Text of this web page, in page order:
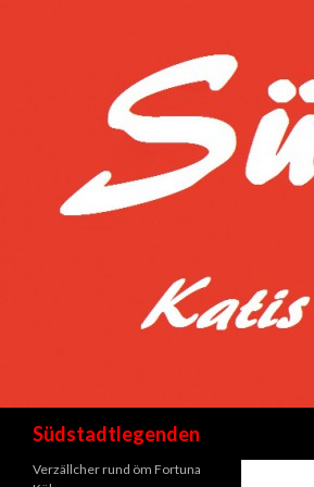
Südstadtlegenden
Verzällcher rund öm Fortuna